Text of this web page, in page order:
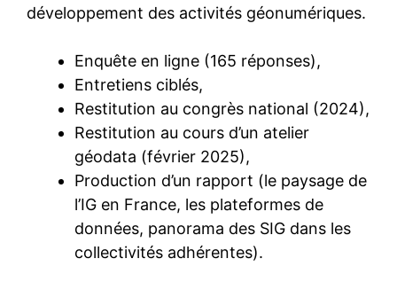
développement des activités géonumériques.
Enquête en ligne (165 réponses),
Entretiens ciblés,
Restitution au congrès national (2024),
Restitution au cours d’un atelier
géodata (février 2025),
Production d’un rapport (le paysage de
l’IG en France, les plateformes de
données, panorama des SIG dans les
collectivités adhérentes).